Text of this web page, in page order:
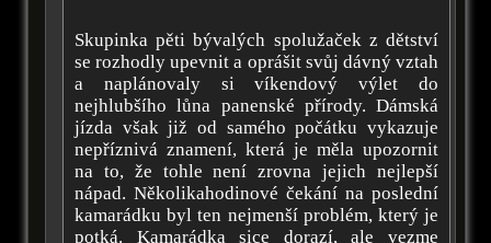
Skupinka pěti bývalých spolužaček z dětství
se rozhodly upevnit a oprášit svůj dávný vztah
a naplánovaly si víkendový výlet do
nejhlubšího lůna panenské přírody. Dámská
jízda však již od samého počátku vykazuje
nepříznivá znamení, která je měla upozornit
na to, že tohle není zrovna jejich nejlepší
nápad. Několikahodinové čekání na poslední
kamarádku byl ten nejmenší problém, který je
potká. Kamarádka sice dorazí, ale vezme